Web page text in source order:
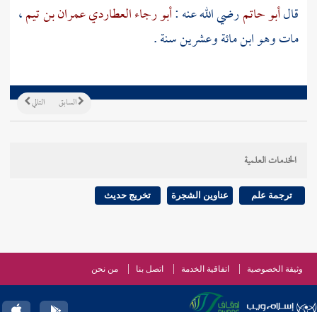
قالأبو حاتمرضي الله عنه :أبو رجاء العطاردي عمران بن تيم،
مات وهو ابن مائة وعشرين سنة .
التالي السابق
الخدمات العلمية
ترجمة علم عناوين الشجرة تخريج حديث
وثيقة الخصوصية اتفاقية الخدمة اتصل بنا من نحن